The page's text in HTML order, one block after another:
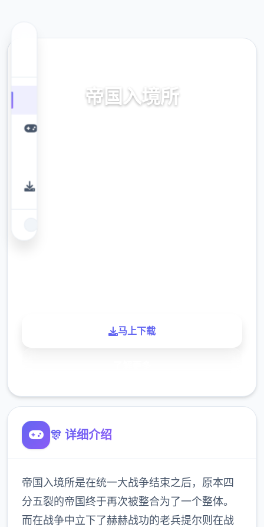
帝国入境所
马上下载
🎊 详细介绍
帝国入境所是在统一大战争结束之后，原本四
分五裂的帝国终于再次被整合为了一个整体。
而在战争中立下了赫赫战功的老兵提尔则在战